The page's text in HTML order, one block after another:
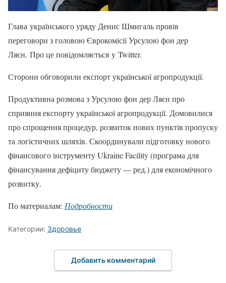
Глава українського уряду Денис Шмигаль провів
переговори з головою Єврокомісії Урсулою фон дер
Ляєн. Про це повідомляється у Twitter.
Сторони обговорили експорт української агропродукції.
Продуктивна розмова з Урсулою фон дер Ляєн про
сприяння експорту української агропродукції. Домовилися
про спрощення процедур, розвиток нових пунктів пропуску
та логістичних шляхів. Скоординували підготовку нового
фінансового інструменту Ukraine Facility (програма для
фінансування дефіциту бюджету — ред.) для економічного
розвитку.
По материалам: Подробности
Категории: Здоровье
Добавить комментарий